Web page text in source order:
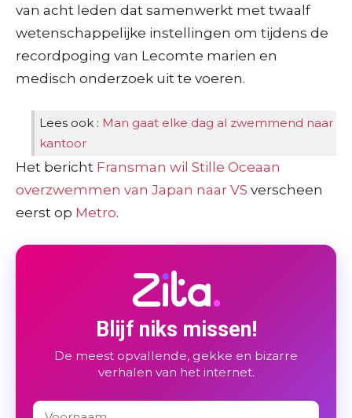
van acht leden dat samenwerkt met twaalf
wetenschappelijke instellingen om tijdens de
recordpoging van Lecomte marien en
medisch onderzoek uit te voeren.
Lees ook : Man gaat elke dag al zwemmend naar
kantoor
Het bericht Fransman wil Stille Oceaan
overzwemmen van Japan naar VS verscheen
eerst op Metro.
Blijf niks missen!
De meest opvallende, gekke en bizarre
verhalen van het internet.